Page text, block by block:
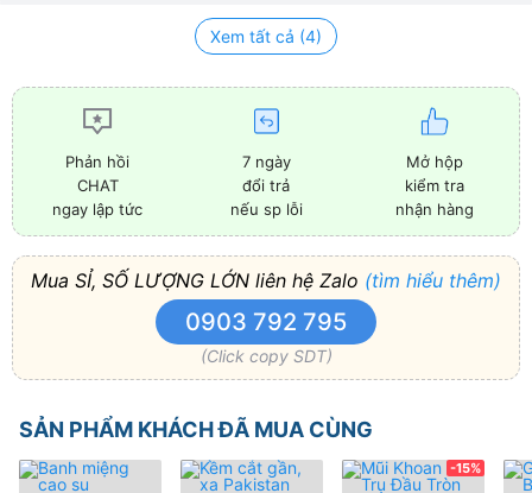
Xem tất cả (4)
Phản hồi
CHAT
ngay lập tức
7 ngày
đổi trả
nếu sp lỗi
Mở hộp
kiểm tra
nhận hàng
Mua SỈ, SỐ LƯỢNG LỚN liên hệ Zalo (tìm hiểu thêm)
0903 792 795
(Click copy SDT)
SẢN PHẨM KHÁCH ĐÃ MUA CÙNG
-15%